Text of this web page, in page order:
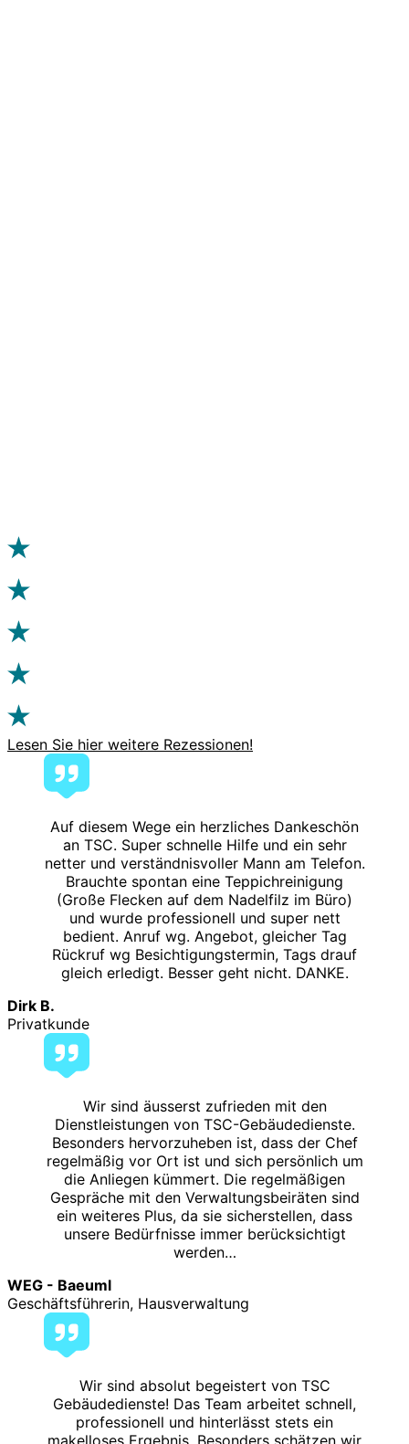
Lesen Sie hier weitere Rezessionen!
Auf diesem Wege ein herzliches Dankeschön
an TSC. Super schnelle Hilfe und ein sehr
netter und verständnisvoller Mann am Telefon.
Brauchte spontan eine Teppichreinigung
(Große Flecken auf dem Nadelfilz im Büro)
und wurde professionell und super nett
bedient. Anruf wg. Angebot, gleicher Tag
Rückruf wg Besichtigungstermin, Tags drauf
gleich erledigt. Besser geht nicht. DANKE.
Dirk B.
Privatkunde
Wir sind äusserst zufrieden mit den
Dienstleistungen von TSC-Gebäudedienste.
Besonders hervorzuheben ist, dass der Chef
regelmäßig vor Ort ist und sich persönlich um
die Anliegen kümmert. Die regelmäßigen
Gespräche mit den Verwaltungsbeiräten sind
ein weiteres Plus, da sie sicherstellen, dass
unsere Bedürfnisse immer berücksichtigt
werden…
WEG - Baeuml
Geschäftsführerin, Hausverwaltung
Wir sind absolut begeistert von TSC
Gebäudedienste! Das Team arbeitet schnell,
professionell und hinterlässt stets ein
makelloses Ergebnis. Besonders schätzen wir